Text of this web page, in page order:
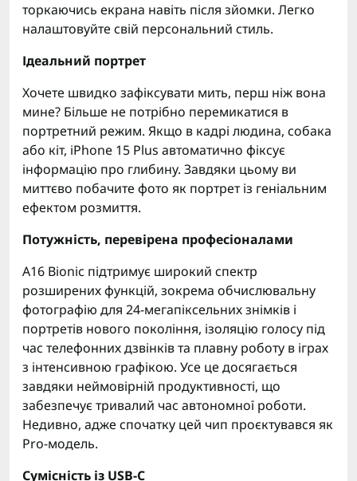
торкаючись екрана навіть після зйомки. Легко
налаштовуйте свій персональний стиль.
Ідеальний портрет
Хочете швидко зафіксувати мить, перш ніж вона
мине? Більше не потрібно перемикатися в
портретний режим. Якщо в кадрі людина, собака
або кіт, iPhone 15 Plus автоматично фіксує
інформацію про глибину. Завдяки цьому ви
миттєво побачите фото як портрет із геніальним
ефектом розмиття.
Потужність, перевірена професіоналами
A16 Bionic підтримує широкий спектр
розширених функцій, зокрема обчислювальну
фотографію для 24-мегапіксельних знімків і
портретів нового покоління, ізоляцію голосу під
час телефонних дзвінків та плавну роботу в іграх
з інтенсивною графікою. Усе це досягається
завдяки неймовірній продуктивності, що
забезпечує тривалий час автономної роботи.
Недивно, адже спочатку цей чип проєктувався як
Pro-модель.
Сумісність із USB-C